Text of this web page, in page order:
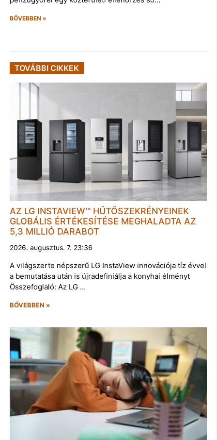
BŐVEBBEN »
TOVÁBBI CIKKEK
AZ LG INSTAVIEW™ HŰTŐSZEKRÉNYEINEK
GLOBÁLIS ÉRTÉKESÍTÉSE MEGHALADTA AZ
5,3 MILLIÓ DARABOT
2026. augusztus. 7. 23:36
A világszerte népszerű LG InstaView innovációja tíz évvel
a bemutatása után is újradefiniálja a konyhai élményt
Összefoglaló: Az LG …
BŐVEBBEN »